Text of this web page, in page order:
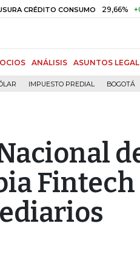
CONSUMO 29,66% +0,87%
ANÁLISIS ASUNTOS
IMPUESTO PREDIAL BOGOTÁ